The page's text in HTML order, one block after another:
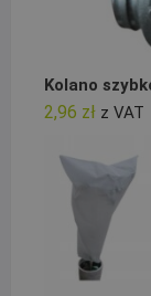
Kolano
2,96 zł z VAT